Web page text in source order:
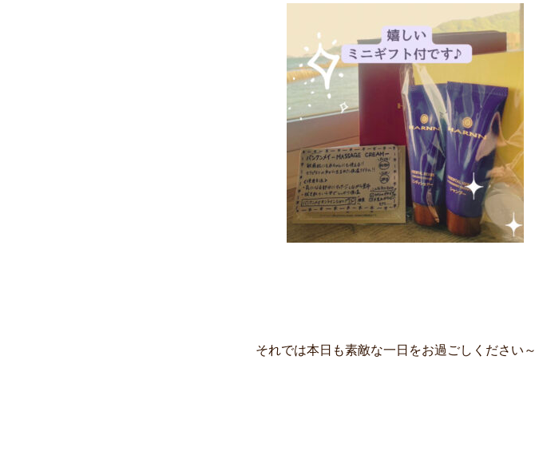
それでは本日も素敵な一日をお過ごしください～